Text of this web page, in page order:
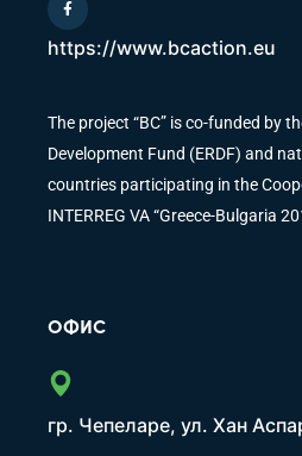
https://www.bcaction.eu
The project “BC” is co-funded by
Development Fund (ERDF) and
countries participating in the
INTERREG VA “Greece-Bulgaria
ОФИС
гр. Чепеларе, ул. Хан